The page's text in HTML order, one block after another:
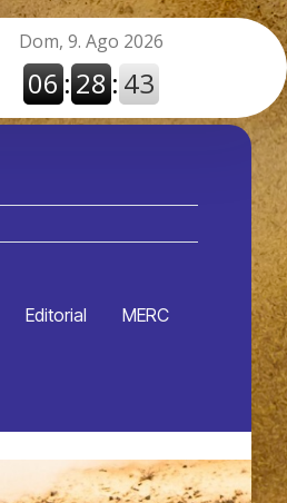
Editorial
MERC